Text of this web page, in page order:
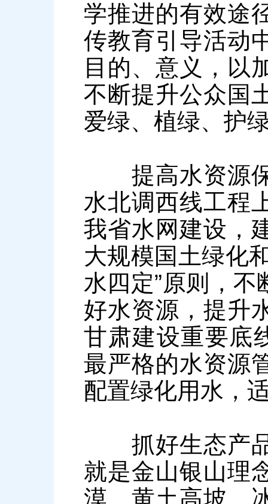
学推进的有效途
传教育引导活动
目的、意义，以
不断提升公众国
爱绿、植绿、护
提高水资源保
水北调西线工程
我省水网建设，
大规模国土绿化
水四定”原则，
好水资源，提升
甘肃建设重要底
最严格的水资源
配置绿化用水，
抓好生态产品
就是金山银山理
漠、黄土高坡、